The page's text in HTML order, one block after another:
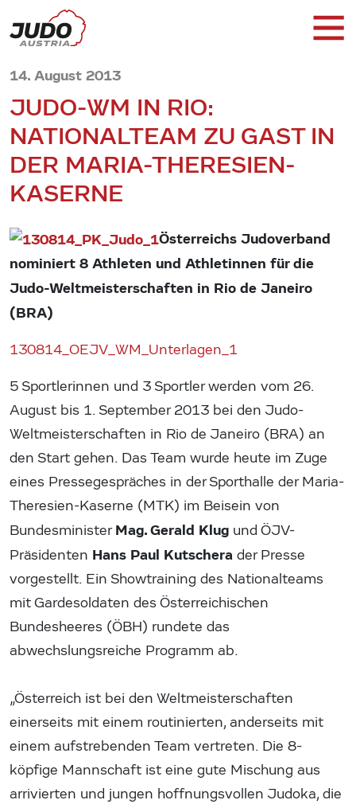
14. August 2013
JUDO-WM IN RIO:
NATIONALTEAM ZU GAST IN
DER MARIA-THERESIEN-
KASERNE
Österreichs Judoverband
nominiert 8 Athleten und Athletinnen für die
Judo-Weltmeisterschaften in Rio de Janeiro
(BRA)
130814_OEJV_WM_Unterlagen_1
5 Sportlerinnen und 3 Sportler werden vom 26.
August bis 1. September 2013 bei den Judo-
Weltmeisterschaften in Rio de Janeiro (BRA) an
den Start gehen. Das Team wurde heute im Zuge
eines Pressegespräches in der Sporthalle der Maria-
Theresien-Kaserne (MTK) im Beisein von
BundesministerMag. Gerald Klug und ÖJV-
Präsidenten Hans Paul Kutschera der Presse
vorgestellt. Ein Showtraining des Nationalteams
mit Gardesoldaten des Österreichischen
Bundesheeres (ÖBH) rundete das
abwechslungsreiche Programm ab.
„Österreich ist bei den Weltmeisterschaften
einerseits mit einem routinierten, anderseits mit
einem aufstrebenden Team vertreten. Die 8-
köpfige Mannschaft ist eine gute Mischung aus
arrivierten und jungen hoffnungsvollen Judoka, die